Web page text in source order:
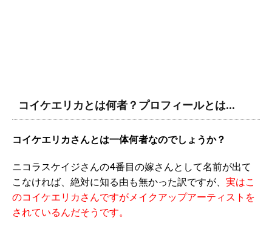
コイケエリカとは何者？プロフィールとは…
コイケエリカさんとは一体何者なのでしょうか？
ニコラスケイジさんの4番目の嫁さんとして名前が出て
こなければ、絶対に知る由も無かった訳ですが、 実はこ
のコイケエリカさんですがメイクアップアーティストを
されているんだそうです。